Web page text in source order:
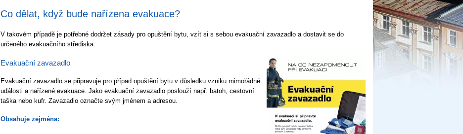
Co dělat, když bude nařízena evakuace?
V takovém případě je potřebné dodržet zásady pro opuštění bytu, vzít si s sebou evakuační zavazadlo a dostavit se do
určeného evakuačního střediska.
Evakuační zavazadlo
Evakuační zavazadlo se připravuje pro případ opuštění bytu v důsledku vzniku mimořádné
události a nařízené evakuace. Jako evakuační zavazadlo poslouží např. batoh, cestovní
taška nebo kufr. Zavazadlo označte svým jménem a adresou.
Obsahuje zejména: